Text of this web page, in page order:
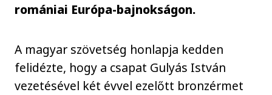
romániai Európa-bajnokságon.
A magyar szövetség honlapja kedden
felidézte, hogy a csapat Gulyás István
vezetésével két évvel ezelőtt bronzérmet